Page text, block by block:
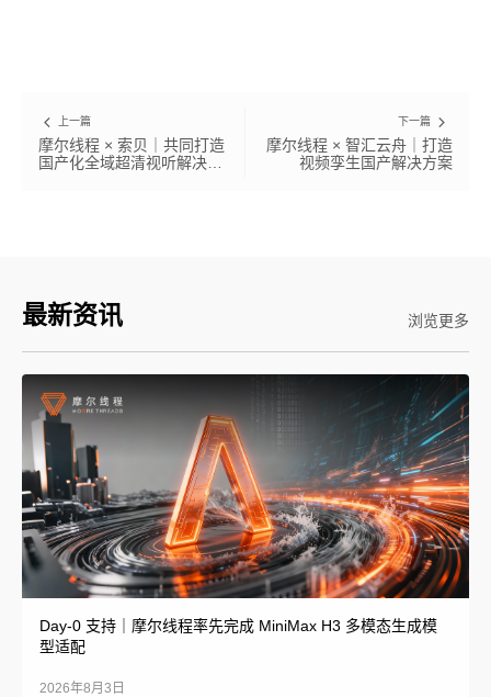
上一篇
摩尔线程 × 索贝｜共同打造
国产化全域超清视听解决方
下一篇
摩尔线程 × 智汇云舟｜打造
视频孪生国产解决方案
最新资讯 浏览更多
Day-0 支持｜摩尔线程率先完成 MiniMax H3 多模态生成模
型适配
2026年8月3日